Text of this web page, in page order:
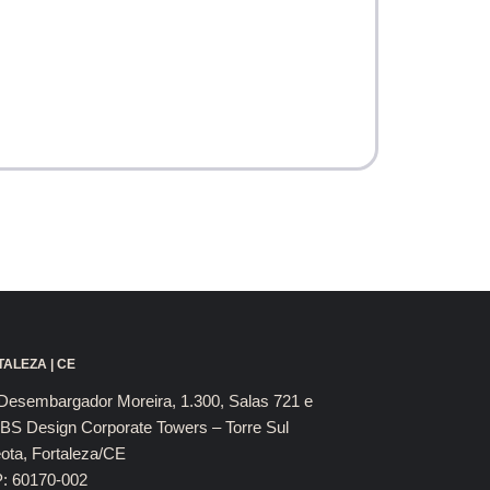
| CE
Moreira, 1.300, Salas 721 e
Design Corporate Towers – Torre Sul
Fortaleza/CE
60170-002